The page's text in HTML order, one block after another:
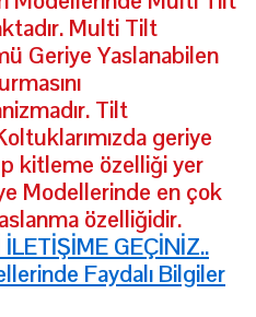
Multi Tilt
Geriye Yaslanabilen
Tilt
geriye
kitleme özelliği yer
Modellerinde en çok
özelliğidir.
GEÇİNİZ..
Faydalı Bilgiler